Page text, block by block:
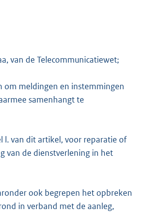
van de Telecommunicatiewet;
om meldingen en instemmingen
samenhangt te
l. van dit artikel, voor reparatie of
van de dienstverlening in het
ook begrepen het opbreken
in verband met de aanleg,